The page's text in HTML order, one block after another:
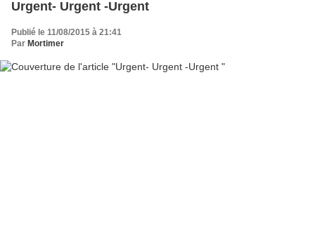
Urgent- Urgent -Urgent
Publié le 11/08/2015 à 21:41
Par Mortimer